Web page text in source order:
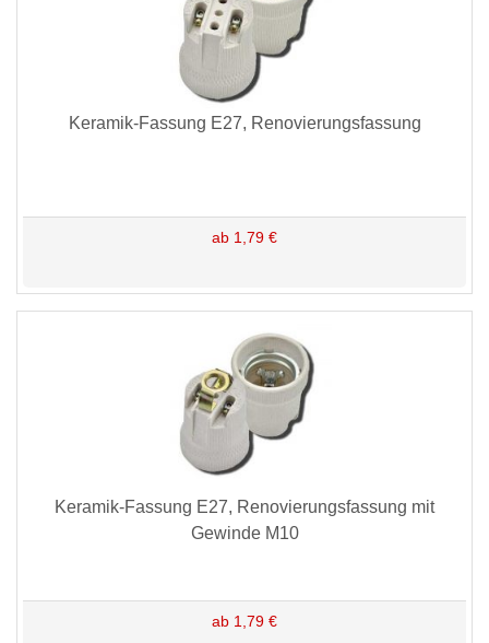
Keramik-Fassung E27, Renovierungsfassung
ab 1,79 €
Keramik-Fassung E27, Renovierungsfassung mit
Gewinde M10
ab 1,79 €